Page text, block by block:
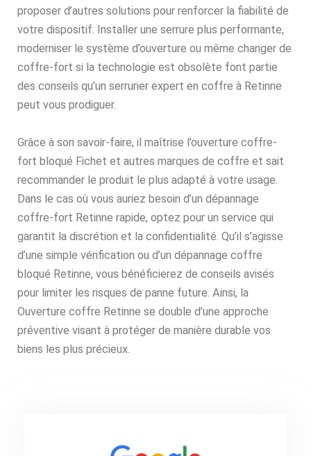
proposer d’autres solutions pour renforcer la fiabilité de
votre dispositif. Installer une serrure plus performante,
moderniser le système d’ouverture ou même changer de
coffre-fort si la technologie est obsolète font partie
des conseils qu’un serrurier expert en coffre à Retinne
peut vous prodiguer.
Grâce à son savoir-faire, il maîtrise l’ouverture coffre-
fort bloqué Fichet et autres marques de coffre et sait
recommander le produit le plus adapté à votre usage.
Dans le cas où vous auriez besoin d’un dépannage
coffre-fort Retinne rapide, optez pour un service qui
garantit la discrétion et la confidentialité. Qu’il s’agisse
d’une simple vérification ou d’un dépannage coffre
bloqué Retinne, vous bénéficierez de conseils avisés
pour limiter les risques de panne future. Ainsi, la
Ouverture coffre Retinne se double d’une approche
préventive visant à protéger de manière durable vos
biens les plus précieux.